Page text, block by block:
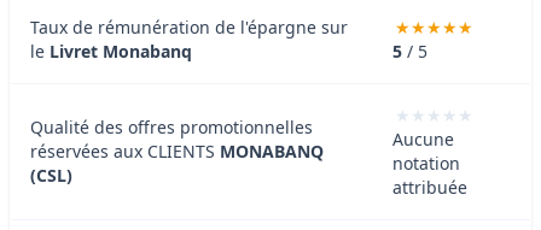
Taux de rémunération de l'épargne sur
le Livret Monabanq 5 / 5
Qualité des offres promotionnelles
réservées aux CLIENTS MONABANQ
(CSL)
Aucune
notation
attribuée